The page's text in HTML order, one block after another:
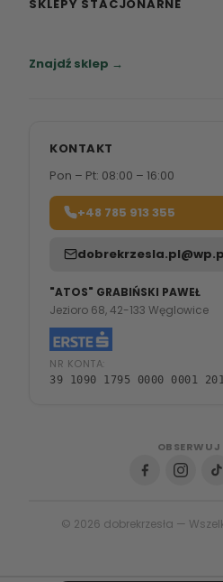
SKLEPY STACJONARNE
Znajdź sklep →
KONTAKT
Pon – Pt: 08:00 – 16:00
+48 785 913 355
"ATOS" GRABIŃSKI PAWEŁ
Jezioro 68, 42-133 Węglowice
NR KONTA:
39 1090 1795 0000 0001
OBSERWUJ
© 2026 dobrekrzesła —